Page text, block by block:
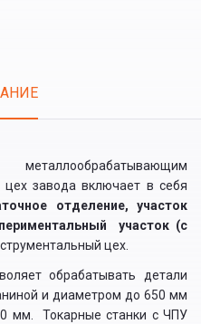
цех завода включает в себя
отделение, участок
участок (с
цех.
обрабатывать детали
и диаметром до 650 мм
мм. Токарные станки с ЧПУ